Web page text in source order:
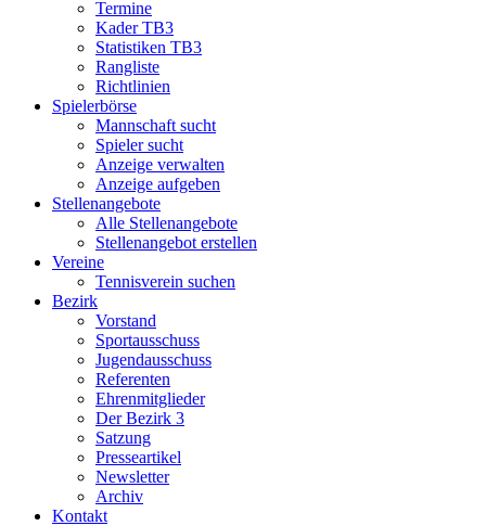
Termine
Kader TB3
Statistiken TB3
Rangliste
Richtlinien
Spielerbörse
Mannschaft sucht
Spieler sucht
Anzeige verwalten
Anzeige aufgeben
Stellenangebote
Alle Stellenangebote
Stellenangebot erstellen
Vereine
Tennisverein suchen
Bezirk
Vorstand
Sportausschuss
Jugendausschuss
Referenten
Ehrenmitglieder
Der Bezirk 3
Satzung
Presseartikel
Newsletter
Archiv
Kontakt